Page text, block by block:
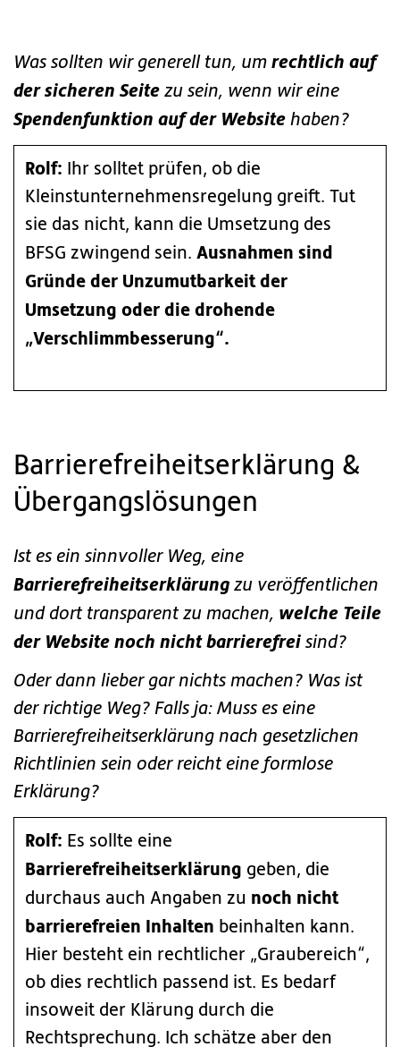
Was sollten wir generell tun, um rechtlich auf
der sicheren Seite zu sein, wenn wir eine
Spendenfunktion auf der Website haben?
Rolf: Ihr solltet prüfen, ob die
Kleinstunternehmensregelung greift. Tut
sie das nicht, kann die Umsetzung des
BFSG zwingend sein. Ausnahmen sind
Gründe der Unzumutbarkeit der
Umsetzung oder die drohende
„Verschlimmbesserung“.
Barrierefreiheitserklärung &
Übergangslösungen
Ist es ein sinnvoller Weg, eine
Barrierefreiheitserklärung zu veröffentlichen
und dort transparent zu machen, welche Teile
der Website noch nicht barrierefrei sind?
Oder dann lieber gar nichts machen? Was ist
der richtige Weg? Falls ja: Muss es eine
Barrierefreiheitserklärung nach gesetzlichen
Richtlinien sein oder reicht eine formlose
Erklärung?
Rolf: Es sollte eine
Barrierefreiheitserklärung geben, die
durchaus auch Angaben zu noch nicht
barrierefreien Inhalten beinhalten kann.
Hier besteht ein rechtlicher „Graubereich“,
ob dies rechtlich passend ist. Es bedarf
insoweit der Klärung durch die
Rechtsprechung. Ich schätze aber den